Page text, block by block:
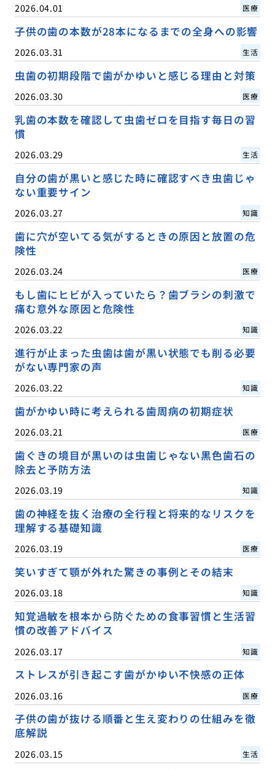
2026.04.01 医療
子供の歯の本数が28本になるまでの全身への影響
2026.03.31 生活
虫歯の初期段階で歯がかゆいと感じる理由と対策
2026.03.30 医療
乳歯の本数を確認して虫歯ゼロを目指す毎日の習
慣
2026.03.29 生活
自分の歯が黒いと感じた時に確認すべき虫歯じゃ
ない重要サイン
2026.03.27 知識
歯に穴が空いてる気がするときの原因と放置の危
険性
2026.03.24 医療
もし歯にヒビが入っていたら？歯ブラシの刺激で
痛む意外な原因と危険性
2026.03.22 知識
進行が止まった虫歯は歯が黒い状態でも削る必要
がない専門家の声
2026.03.22 知識
歯がかゆい時に考えられる歯周病の初期症状
2026.03.21 医療
歯ぐきの境目が黒いのは虫歯じゃない黒色歯石の
除去と予防方法
2026.03.19 知識
歯の神経を抜く治療の全行程と将来的なリスクを
理解する基礎知識
2026.03.19 医療
笑いすぎて顎が外れた驚きの事例とその結末
2026.03.18 知識
知覚過敏を根本から防ぐための食事習慣と生活習
慣の改善アドバイス
2026.03.17 知識
ストレスが引き起こす歯がかゆい不快感の正体
2026.03.16 医療
子供の歯が抜ける順番と生え変わりの仕組みを徹
底解説
2026.03.15 生活